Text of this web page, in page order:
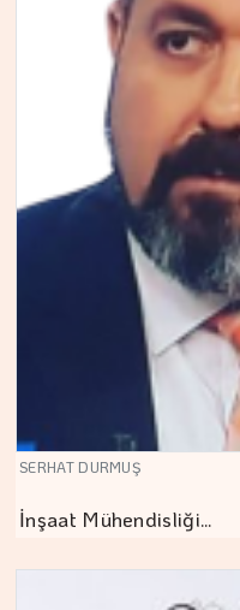
SERHAT DURMUŞ
İnşaat Mühendisliği…